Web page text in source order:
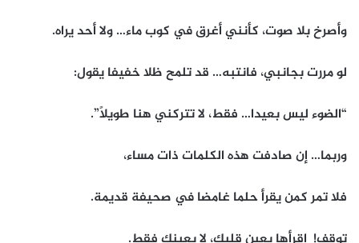
وأصرخ بلا صوت، كأنني أغرق في كوب ماء… ولا أحد يراه.
لو مررت بجانبي، فانتبه… قد تلمح ظلا خفيفا يقول:
“الضوء ليس بعيدا… فقط، لا تتركني هنا طويلاً”.
وربما… إن صادفت هذه الكلمات ذات مساء،
فلا تمر كمن يقرأ حلما غامضا في صحيفة قديمة.